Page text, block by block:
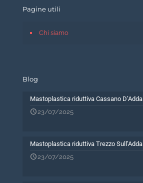
Pagine utili
Chi siamo
Blog
Mastoplastica riduttiva Cassano D’Adda
23/07/2025
Mastoplastica riduttiva Trezzo Sull’Adda
23/07/2025